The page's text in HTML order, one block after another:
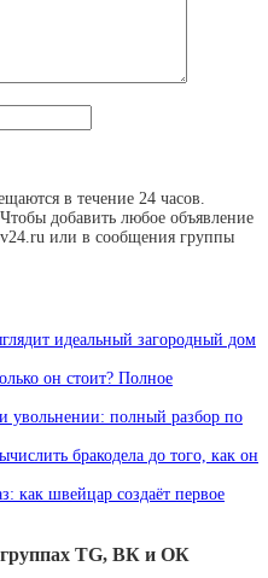
в течение 24 часов.
Чтобы добавить любое объявление
или в сообщения группы
идеальный загородный дом
он стоит? Полное
увольнении: полный разбор по
бракодела до того, как он
как швейцар создаёт первое
TG, ВК и ОК